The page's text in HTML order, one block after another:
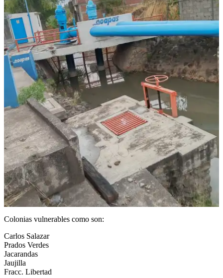
Colonias vulnerables como son:
Carlos Salazar
Prados Verdes
Jacarandas
Jaujilla
Fracc. Libertad